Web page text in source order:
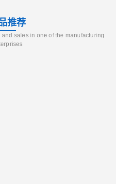
推荐
sales in one of the manufacturing